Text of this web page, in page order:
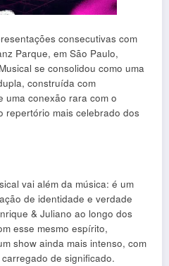
consecutivas com
Parque, em São Paulo,
se consolidou como uma
construída com
uma conexão rara com o
repertório mais celebrado dos
vai além da música: é um
de identidade e verdade
& Juliano ao longo dos
esse mesmo espírito,
show ainda mais intenso, com
de significado.